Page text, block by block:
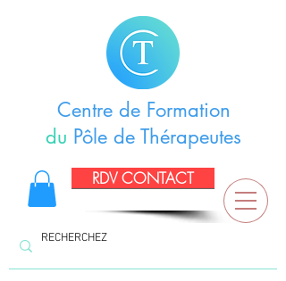
Centre de Formation
du Pôle de Thérapeutes
RDV CONTACT